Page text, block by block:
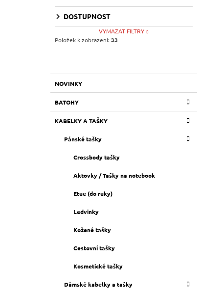
DOSTUPNOST
VYMAZAT FILTRY
Položek k zobrazení: 33
kategorie
K
A
T
G
O
NOVINKY
BATOHY
KABELKY A TAŠKY
Pánské tašky
Crossbody tašky
Aktovky / Tašky na notebook
Etue (do ruky)
Ledvinky
Kožené tašky
Cestovní tašky
Kosmetické tašky
Dámské kabelky a tašky